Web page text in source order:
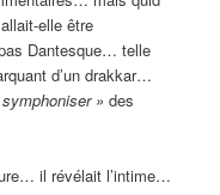
elle être
Dantesque… telle
d’un drakkar…
» des
il révélait l’intime…